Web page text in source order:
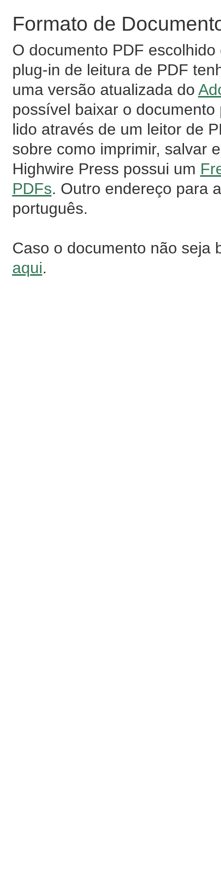
Formato de
O documento PDF
plug-in de leitura de PDF
uma versão atualizada do
possível baixar o
lido através de um leitor de
sobre como imprimir, salvar
Highwire Press possui um
PDFs. Outro endereço para
português.
Caso o documento não seja
aqui.